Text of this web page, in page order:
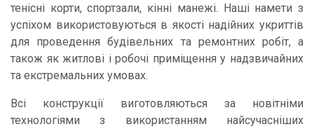
тенісні корти, спортзали, кінні манежі. Наші намети з
успіхом використовуються в якості надійних укриттів
для проведення будівельних та ремонтних робіт, а
також як житлові і робочі приміщення у надзвичайних
та екстремальних умовах.
Всі конструкції виготовляються за новітніми
технологіями з використанням найсучасніших